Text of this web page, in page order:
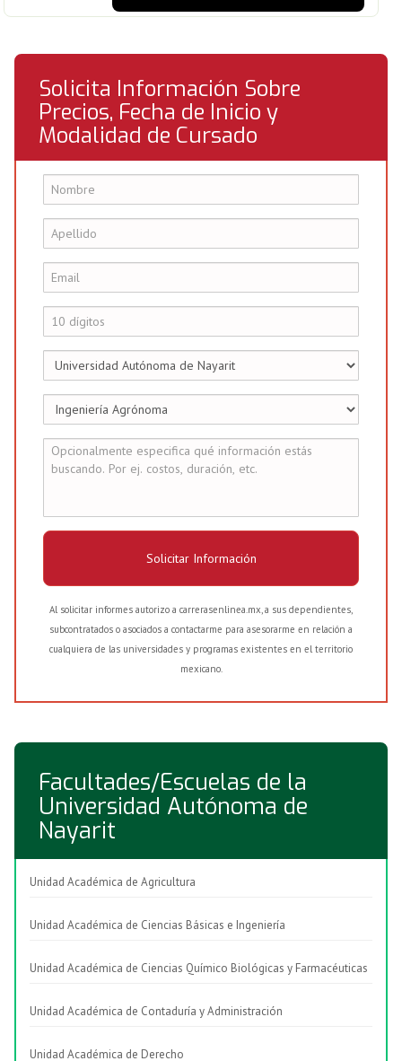
Solicita Información Sobre
Precios, Fecha de Inicio y
Modalidad de Cursado
Solicitar Información
Al solicitar informes autorizo a carrerasenlinea.mx, a sus dependientes,
subcontratados o asociados a contactarme para asesorarme en relación a
cualquiera de las universidades y programas existentes en el territorio
mexicano.
Facultades/Escuelas de la
Universidad Autónoma de
Nayarit
Unidad Académica de Agricultura
Unidad Académica de Ciencias Básicas e Ingeniería
Unidad Académica de Ciencias Químico Biológicas y Farmacéuticas
Unidad Académica de Contaduría y Administración
Unidad Académica de Derecho